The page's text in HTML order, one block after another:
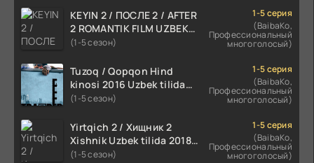
KEYIN 2 / ПОСЛЕ 2 / AFTER
2 ROMANTIK FILM UZBEK
TILIDA 2020 TARJIMA FILM
(1-5 сезон)
1-5 серия
(BaibaKo,
Профессиональный
многоголосый)
Tuzoq / Qopqon Hind
kinosi 2016 Uzbek tilida
tarjima film HD
(1-5 сезон)
1-5 серия
(BaibaKo,
Профессиональный
многоголосый)
Yirtqich 2 / Хищник 2
Xishnik Uzbek tilida 2018-
2024 O'zbekcha tarjima
(1-5 сезон)
1-5 серия
(BaibaKo,
Профессиональный
многоголосый)